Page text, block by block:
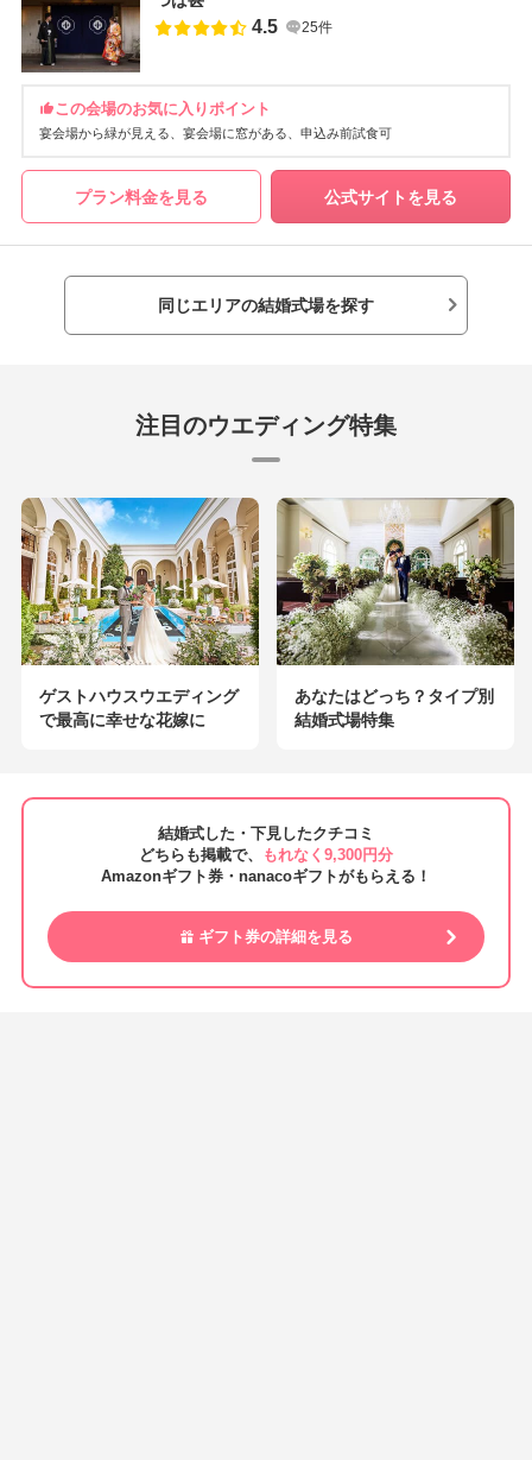
4.5 25件
この会場のお気に入りポイント
宴会場から緑が見える 宴会場に窓がある 申込み前試食可
プラン料金を見る 公式サイトを見る
同じエリアの結婚式場を探す
注目のウエディング特集
ゲストハウスウエディング
で最高に幸せな花嫁に
あなたはどっち？タイプ別
結婚式場特集
結婚式した・下見したクチコミ
どちらも掲載で、
もれなく9,300円分
Amazonギフト券・nanacoギフトがもらえる！
ギフト券の詳細を見る